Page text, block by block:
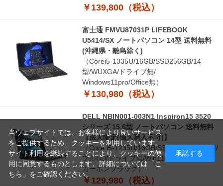
￥139,800（税込）
富士通 FMVU87031P LIFEBOOK
U5414/SX ノートパソコン 14型 送料無料
(沖縄県・離島除く)
（Corei5-1335U/16GB/SSD256GB/14
型/WUXGA/ドライブ無/
Windows11pro/Office無）
￥130,980（税込）
DELL NBIN001-003N1 Inspiron15 3520
シリーズ 15.6型 ノートパソコン 送料無料
【法人限定(個人購入不可)】
（Core i5-1235U/16GB/SSD512GB/15.6型/
フルHD/ドライブ無/Win11 Pro/Office無
カーボンブラック）
￥129,980（税込）
当ウェブサイトでは、お客様により良いサービス
をご提供するため、クッキーを利用しています。
サイト利用を継続することにより、クッキーの使
用に同意するものとします。詳細については「 こ
ちら 」をご確認ください。
承諾する